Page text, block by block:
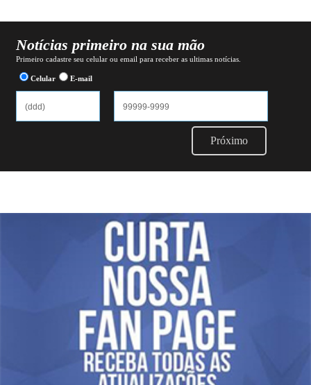
Notícias primeiro na sua mão
Primeiro cadastre seu celular ou email para receber as ultimas notícias.
Celular E-mail
Próximo